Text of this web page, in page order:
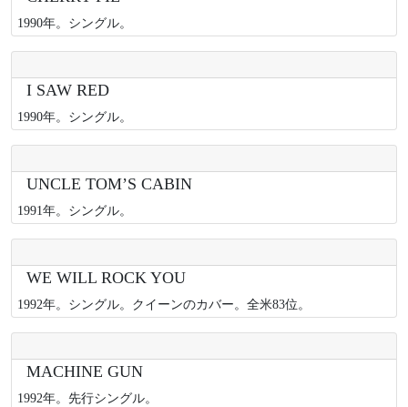
1990年。シングル。
I SAW RED
1990年。シングル。
UNCLE TOM’S CABIN
1991年。シングル。
WE WILL ROCK YOU
1992年。シングル。クイーンのカバー。全米83位。
MACHINE GUN
1992年。先行シングル。